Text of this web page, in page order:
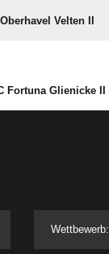
Velten II
Fortuna Glienicke II
Wettbewerb: